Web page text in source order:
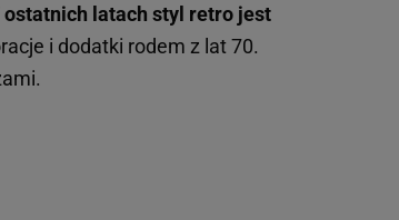
ostatnich latach styl retro jest
i dodatki rodem z lat 70.